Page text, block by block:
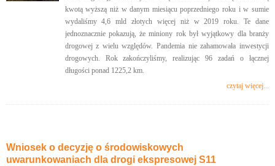
kwotą wyższą niż w danym miesiącu poprzedniego roku i w sumie
wydaliśmy 4,6 mld złotych więcej niż w 2019 roku. Te dane
jednoznacznie pokazują, że miniony rok był wyjątkowy dla branży
drogowej z wielu względów. Pandemia nie zahamowała inwestycji
drogowych. Rok zakończyliśmy, realizując 96 zadań o łącznej
długości ponad 1225,2 km.
czytaj więcej...
Wniosek o decyzję o środowiskowych
uwarunkowaniach dla drogi ekspresowej S11